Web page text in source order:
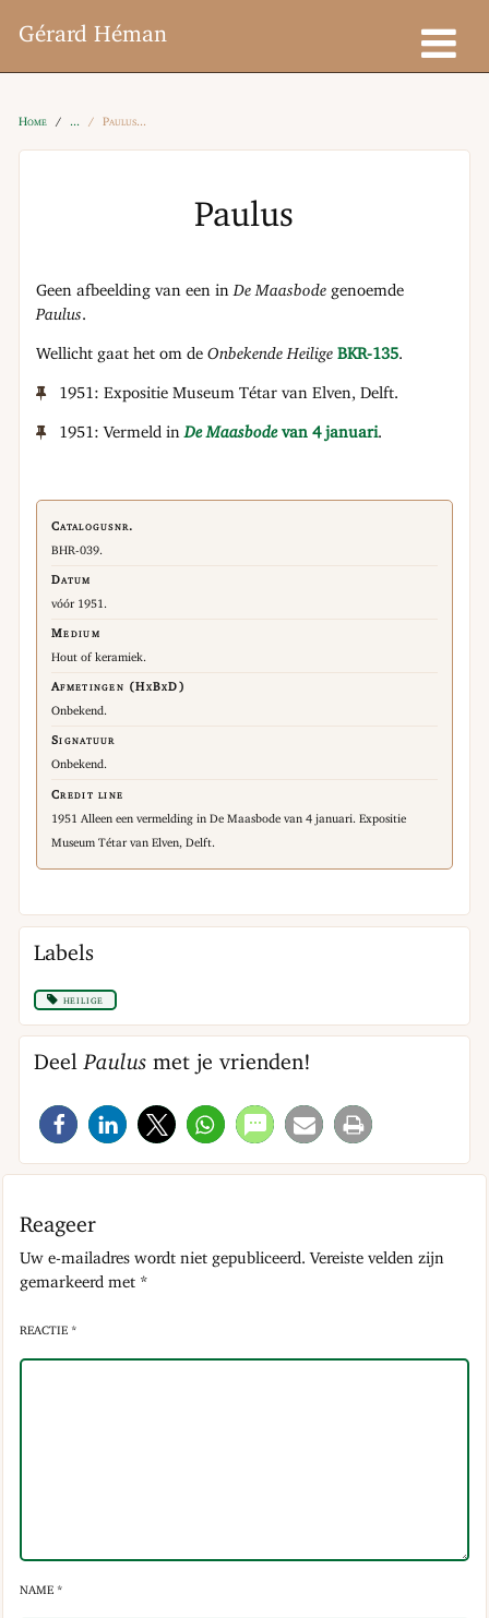
Gérard Héman
Home Paulus
Paulus
Geen afbeelding van een inDe Maasbode genoemde
Paulus.
Wellicht gaat het om deOnbekende Heilige BKR-135.
1951: Expositie Museum Tétar van Elven, Delft.
1951: Vermeld inDe Maasbodevan 4 januari.
Catalogusnr.
BHR-039.
Datum
vóór 1951.
Medium
Hout of keramiek.
Afmetingen (HxBxD)
Onbekend.
Signatuur
Onbekend.
Credit line
1951 Alleen een vermelding in De Maasbode van 4 januari. Expositie
Museum Tétar van Elven, Delft.
Labels
heilige
Deel Paulus met je vrienden!
Reageer
Uw e-mailadres wordt niet gepubliceerd. Vereiste velden zijn
gemarkeerd met *
REACTIE *
NAME *